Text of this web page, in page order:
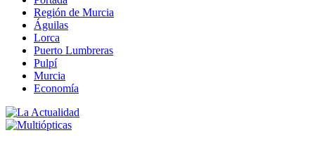
Región de Murcia
Águilas
Lorca
Puerto Lumbreras
Pulpí
Murcia
Economía